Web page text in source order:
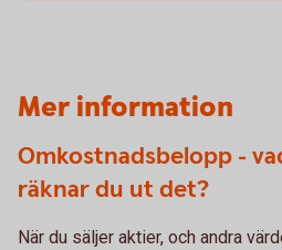
Mer information
Omkostnadsbelopp -
räknar du ut det?
När du säljer aktier, och andra